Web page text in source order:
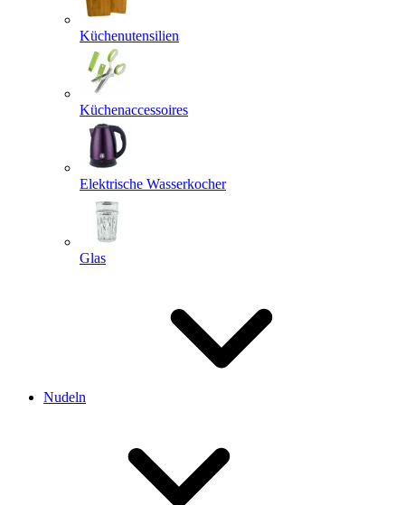
Küchenutensilien
Küchenaccessoires
Elektrische Wasserkocher
Glas
Nudeln